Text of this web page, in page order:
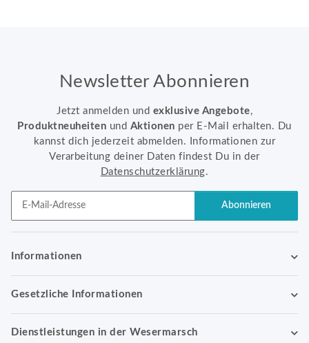
Newsletter Abonnieren
Jetzt anmelden und exklusive Angebote,
Produktneuheiten und Aktionen per E-Mail erhalten. Du
kannst dich jederzeit abmelden. Informationen zur
Verarbeitung deiner Daten findest Du in der
Datenschutzerklärung.
Abonnieren
Informationen
Gesetzliche Informationen
Dienstleistungen in der Wesermarsch